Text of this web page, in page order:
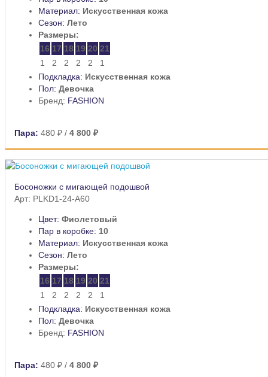
Материал: Искусственная кожа
Сезон: Лето
Размеры:
16 17 18 19 20 21
1
2 2 2 2
1
Подкладка: Искусственная кожа
Пол: Девочка
Бренд: FASHION
Пара: 480 ₽ / 4 800 ₽
Босоножки с мигающей подошвой
Арт: PLKD1-24-A60
Цвет: Фиолетовый
Пар в коробке: 10
Материал: Искусственная кожа
Сезон: Лето
Размеры:
16 17 18 19 20 21
1
2 2 2 2
1
Подкладка: Искусственная кожа
Пол: Девочка
Бренд: FASHION
Пара: 480 ₽ / 4 800 ₽